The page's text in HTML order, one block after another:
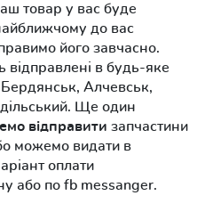
товар у вас буде
до вас
його завчасно.
відправлені в будь-яке
Алчевськ,
Ще один
відправити запчастини
можемо видати в
оплати
або по fb messanger.